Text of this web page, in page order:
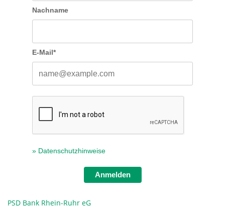
Nachname
E-Mail*
» Datenschutzhinweise
Anmelden
PSD Bank Rhein-Ruhr eG